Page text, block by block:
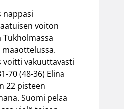
nappasi
voiton
Tukholmassa
maaottelussa.
voitti vakuuttavasti
70 (48-36) Elina
22 pisteen
Suomi pelaa